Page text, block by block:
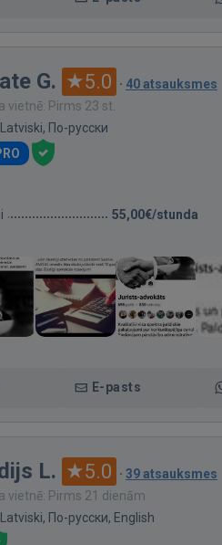
G. 5.0 · 40 atsauksmes
vietnē: Pirms 23 st.
Latviski, По-русски
55,00€/stunda
E-pasts
L. 5.0 · 39 atsauksmes
vietnē: Pirms 21 dienām
Latviski, По-русски, English